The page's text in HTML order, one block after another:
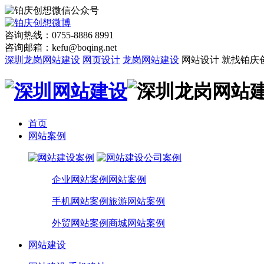
咨询热线：0755-8886 8991
咨询邮箱：kefu@boqing.net
深圳龙岗网站建设 网页设计 龙岗网站建设 网站设计 就找铂庆
首页
网站案例
企业网站案例 网站案例
手机网站案例旅游网站案例
外贸网站案例商城网站案例
网站建设